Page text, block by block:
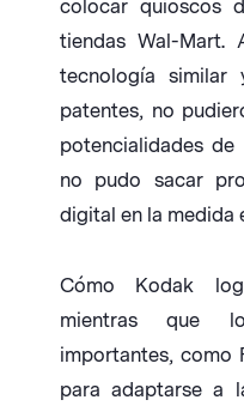
colocar quioscos
tiendas Wal-Mart.
tecnología
patentes, no
potencialidades
no pudo sacar
digital en la medida
Cómo Kodak
mientras que
importantes, como
para adaptarse a